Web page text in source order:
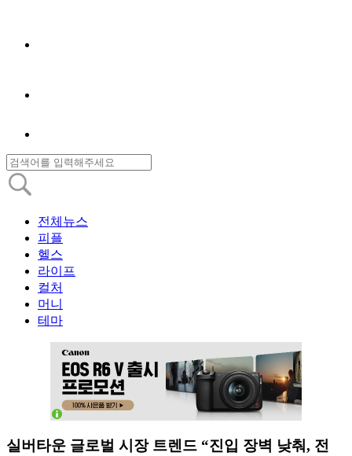
전체뉴스
피플
헬스
라이프
컬처
머니
테마
실버타운 글로벌 시장 트렌드 “진입 장벽 낮춰, 전